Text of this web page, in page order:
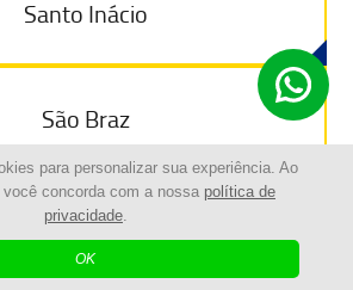
para personalizar sua experiência. Ao
concorda com a nossa política de
privacidade.
OK
Santo Inácio
São Braz
São Francisco